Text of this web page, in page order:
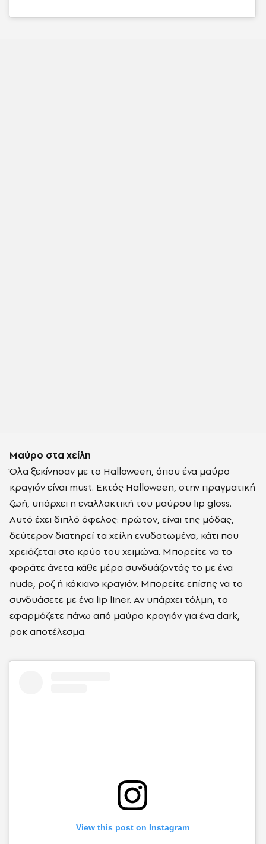
Μαύρο στα χείλη
Όλα ξεκίνησαν με το Halloween, όπου ένα μαύρο
κραγιόν είναι must. Εκτός Halloween, στην πραγματική
ζωή, υπάρχει η εναλλακτική του μαύρου lip gloss.
Αυτό έχει διπλό όφελος: πρώτον, είναι της μόδας,
δεύτερον διατηρεί τα χείλη ενυδατωμένα, κάτι που
χρειάζεται στο κρύο του χειμώνα. Μπορείτε να το
φοράτε άνετα κάθε μέρα συνδυάζοντάς το με ένα
nude, ροζ ή κόκκινο κραγιόν. Μπορείτε επίσης να το
συνδυάσετε με ένα lip liner. Αν υπάρχει τόλμη, το
εφαρμόζετε πάνω από μαύρο κραγιόν για ένα dark,
ροκ αποτέλεσμα.
View this post on Instagram